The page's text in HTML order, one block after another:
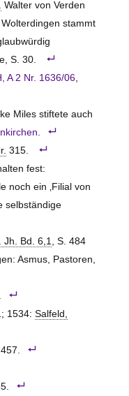
Walter von Verden
stammt
S. 30.
A 2 Nr. 1636/06,
Miles stiftete auch
.
315.
fest:
noch ein ‚Filial von
selbständige
Jh. Bd. 6,1, S. 484
Asmus, Pastoren,
1534: Salfeld,